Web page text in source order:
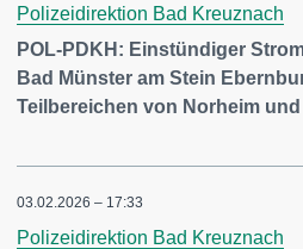
Polizeidirektion Bad Kreuznach
POL-PDKH: Einstündiger
Bad Münster am Stein
Teilbereichen von Norheim
03.02.2026 – 17:33
Polizeidirektion Bad Kreuznach